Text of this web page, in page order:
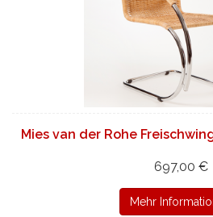
Mies van der Rohe
697,00 €
Mehr